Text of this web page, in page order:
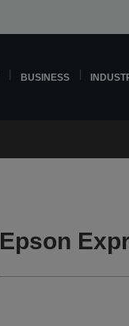
BUSINESS
Epson